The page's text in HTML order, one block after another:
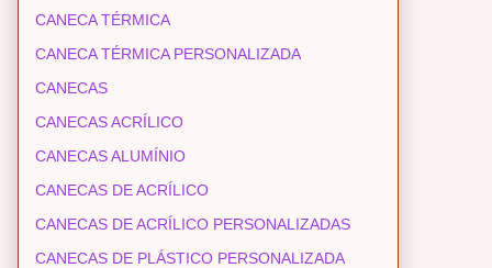
CANECA TÉRMICA
CANECA TÉRMICA PERSONALIZADA
CANECAS
CANECAS ACRÍLICO
CANECAS ALUMÍNIO
CANECAS DE ACRÍLICO
CANECAS DE ACRÍLICO PERSONALIZADAS
CANECAS DE PLÁSTICO PERSONALIZADA